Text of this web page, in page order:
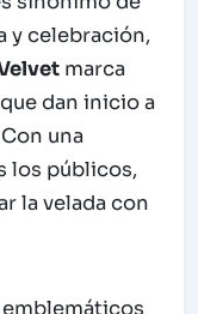
y celebración,
marca
dan inicio a
una
los públicos,
la velada con
emblemáticos